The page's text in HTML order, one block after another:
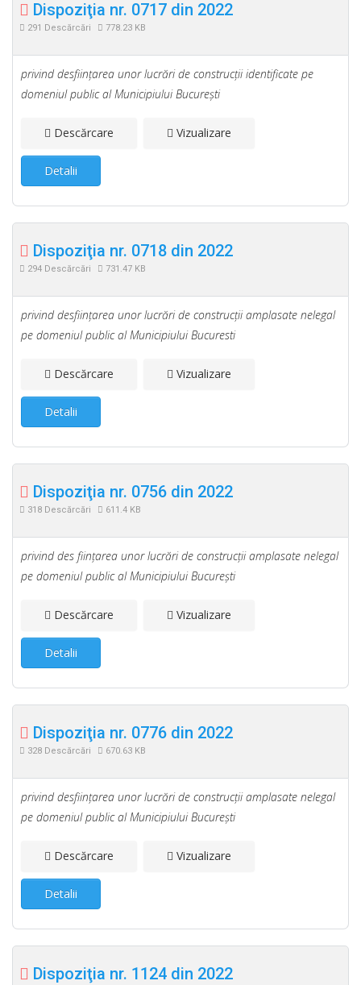
Dispoziţia nr. 0717 din 2022
291 Descărcări 778.23 KB
privind desfiinţarea unor lucrări de construcţii identificate pe
domeniul public al Municipiului Bucureşti
Descărcare Vizualizare
Detalii
Dispoziţia nr. 0718 din 2022
294 Descărcări 731.47 KB
privind desfiinţarea unor lucrări de construcţii amplasate nelegal
pe domeniul public al Municipiului Bucuresti
Descărcare Vizualizare
Detalii
Dispoziţia nr. 0756 din 2022
318 Descărcări 611.4 KB
privind des fiinţarea unor lucrări de construcţii amplasate nelegal
pe domeniul public al Municipiului Bucureşti
Descărcare Vizualizare
Detalii
Dispoziţia nr. 0776 din 2022
328 Descărcări 670.63 KB
privind desfiinţarea unor lucrări de construcţii amplasate nelegal
pe domeniul public al Municipiului Bucureşti
Descărcare Vizualizare
Detalii
Dispoziţia nr. 1124 din 2022